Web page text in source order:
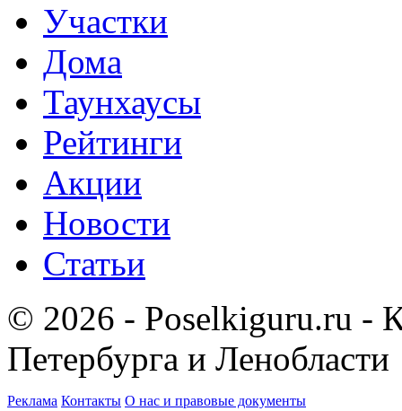
Участки
Дома
Таунхаусы
Рейтинги
Акции
Новости
Статьи
© 2026 - Poselkiguru.ru -
Петербурга и Ленобласти
Реклама Контакты О нас и правовые документы